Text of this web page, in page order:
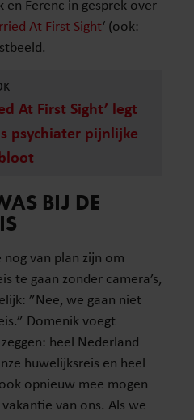
en Ferenc in gesprek over
At First Sight‘ (ook:
At First Sight’ legt
psychiater pijnlijke
BIJ DE
van plan zijn om
te gaan zonder camera’s,
”Nee, we gaan niet
Domenik voegt
heel Nederland
huwelijksreis en heel
opnieuw mee mogen
van ons. Als we